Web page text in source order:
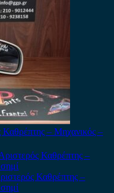
– Μηχανικός –
Καθρέπτης –